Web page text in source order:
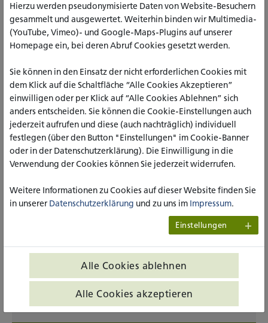
JOSEFS Bräu
Alpakas vom Ellertal
Padersprinter
Bierssenhof
Werk-Raum-Natur
Hierzu werden pseudonymisierte Daten von Website-Besuchern
gesammelt und ausgewertet. Weiterhin binden wir Multimedia-
(YouTube, Vimeo)- und Google-Maps-Plugins auf unserer
Homepage ein, bei deren Abruf Cookies gesetzt werden.
Sie können in den Einsatz der nicht erforderlichen Cookies mit
dem Klick auf die Schaltfläche “Alle Cookies Akzeptieren”
einwilligen oder per Klick auf “Alle Cookies Ablehnen” sich
anders entscheiden. Sie können die Cookie-Einstellungen auch
jederzeit aufrufen und diese (auch nachträglich) individuell
festlegen (über den Button "Einstellungen" im Cookie-Banner
oder in der Datenschutzerklärung). Die Einwilligung in die
Verwendung der Cookies können Sie jederzeit widerrufen.
Weitere Informationen zu Cookies auf dieser Website finden Sie
in unserer Datenschutzerklärung und zu uns im Impressum.
Einstellungen
Alle Cookies ablehnen
Alle Cookies akzeptieren